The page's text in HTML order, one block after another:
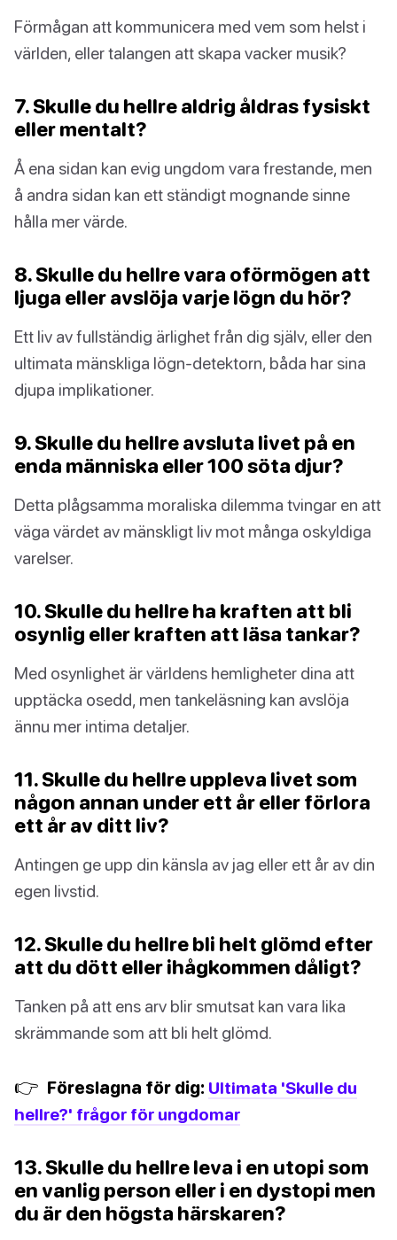
Förmågan att kommunicera med vem som helst i
världen, eller talangen att skapa vacker musik?
7. Skulle du hellre aldrig åldras fysiskt
eller mentalt?
Å ena sidan kan evig ungdom vara frestande, men
å andra sidan kan ett ständigt mognande sinne
hålla mer värde.
8. Skulle du hellre vara oförmögen att
ljuga eller avslöja varje lögn du hör?
Ett liv av fullständig ärlighet från dig själv, eller den
ultimata mänskliga lögn-detektorn, båda har sina
djupa implikationer.
9. Skulle du hellre avsluta livet på en
enda människa eller 100 söta djur?
Detta plågsamma moraliska dilemma tvingar en att
väga värdet av mänskligt liv mot många oskyldiga
varelser.
10. Skulle du hellre ha kraften att bli
osynlig eller kraften att läsa tankar?
Med osynlighet är världens hemligheter dina att
upptäcka osedd, men tankeläsning kan avslöja
ännu mer intima detaljer.
11. Skulle du hellre uppleva livet som
någon annan under ett år eller förlora
ett år av ditt liv?
Antingen ge upp din känsla av jag eller ett år av din
egen livstid.
12. Skulle du hellre bli helt glömd efter
att du dött eller ihågkommen dåligt?
Tanken på att ens arv blir smutsat kan vara lika
skrämmande som att bli helt glömd.
👉 Föreslagna för dig: Ultimata 'Skulle du
hellre?' frågor för ungdomar
13. Skulle du hellre leva i en utopi som
en vanlig person eller i en dystopi men
du är den högsta härskaren?